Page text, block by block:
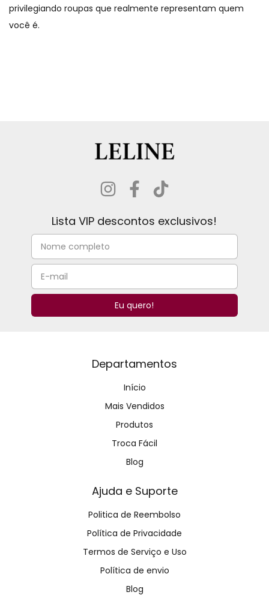
privilegiando roupas que realmente representam quem
você é.
Lista VIP descontos exclusivos!
Departamentos
Início
Mais Vendidos
Produtos
Troca Fácil
Blog
Ajuda e Suporte
Politica de Reembolso
Política de Privacidade
Termos de Serviço e Uso
Política de envio
Blog